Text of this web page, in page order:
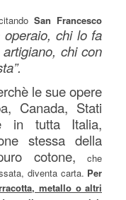
San Francesco
chi lo fa
chi con
le sue opere
Canada, Stati
in tutta Italia,
stessa della
cotone, che
diventa carta. Per
metallo o altri